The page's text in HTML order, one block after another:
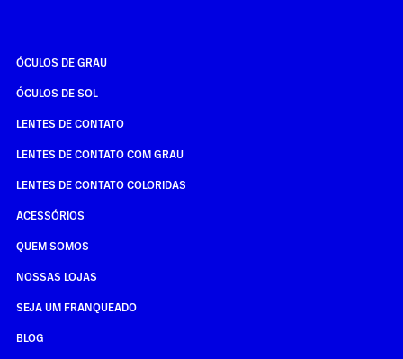
ÓCULOS DE GRAU
ÓCULOS DE SOL
LENTES DE CONTATO
LENTES DE CONTATO COM GRAU
LENTES DE CONTATO COLORIDAS
ACESSÓRIOS
QUEM SOMOS
NOSSAS LOJAS
SEJA UM FRANQUEADO
BLOG